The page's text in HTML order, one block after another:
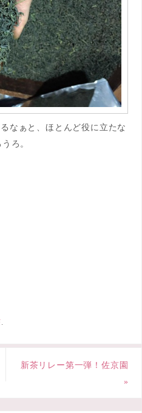
なぁと、ほとんど役に立たな
ろ。
.
新茶リレー第一弾！佐京園
»